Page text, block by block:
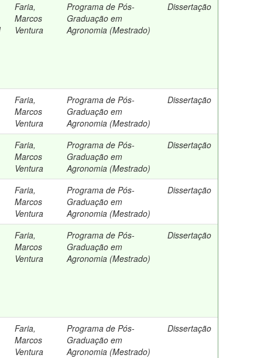
Faria,
Marcos
Ventura
Programa de Pós-
Graduação em
Agronomia (Mestrado)
Dissertação
Faria,
Marcos
Ventura
Programa de Pós-
Graduação em
Agronomia (Mestrado)
Dissertação
Faria,
Marcos
Ventura
Programa de Pós-
Graduação em
Agronomia (Mestrado)
Dissertação
Faria,
Marcos
Ventura
Programa de Pós-
Graduação em
Agronomia (Mestrado)
Dissertação
Faria,
Marcos
Ventura
Programa de Pós-
Graduação em
Agronomia (Mestrado)
Dissertação
Faria,
Marcos
Ventura
Programa de Pós-
Graduação em
Agronomia (Mestrado)
Dissertação